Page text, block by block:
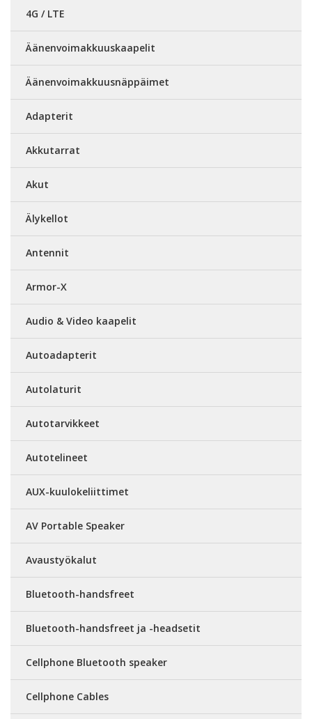
4G / LTE
Äänenvoimakkuuskaapelit
Äänenvoimakkuusnäppäimet
Adapterit
Akkutarrat
Akut
Älykellot
Antennit
Armor-X
Audio & Video kaapelit
Autoadapterit
Autolaturit
Autotarvikkeet
Autotelineet
AUX-kuulokeliittimet
AV Portable Speaker
Avaustyökalut
Bluetooth-handsfreet
Bluetooth-handsfreet ja -headsetit
Cellphone Bluetooth speaker
Cellphone Cables